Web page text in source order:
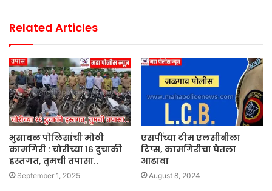
Related Articles
भुसावळ पोलिसांची मोठी
कामगिरी : चोरीच्या १६ दुचाकी
हस्तगत, तुमची तपासा..
September 1, 2025
एसपींच्या टीम एलसीबीला
टिप्स, कामगिरीचा घेतला
आढावा
August 8, 2024